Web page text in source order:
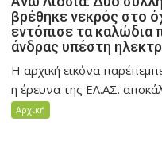
βρέθηκε νεκρός στο
εντόπισε τα καλώδια
άνδρας υπέστη
Η αρχική εικόνα
η έρευνα της ΕΛ.ΑΣ.
Αρχική